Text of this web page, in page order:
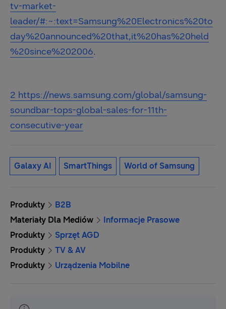
tv-market-
leader/#:~:text=Samsung%20Electronics%20to
day%20announced%20that,it%20has%20held
%20since%202006.
2 https://news.samsung.com/global/samsung-
soundbar-tops-global-sales-for-11th-
consecutive-year
Galaxy AI SmartThings World of Samsung
Produkty
B2B
Materiały Dla Mediów
Informacje Prasowe
Produkty
Sprzęt AGD
Produkty
TV & AV
Produkty
Urządzenia Mobilne